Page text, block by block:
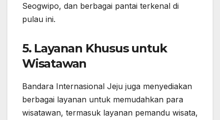
Seogwipo, dan berbagai pantai terkenal di
pulau ini.
5. Layanan Khusus untuk
Wisatawan
Bandara Internasional Jeju juga menyediakan
berbagai layanan untuk memudahkan para
wisatawan, termasuk layanan pemandu wisata,